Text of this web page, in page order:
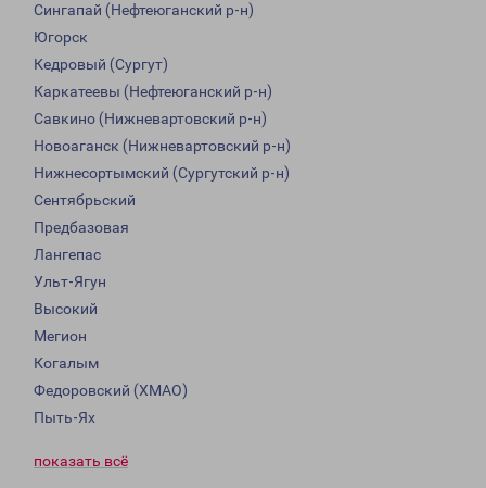
Сингапай (Нефтеюганский р-н)
Югорск
Кедровый (Сургут)
Каркатеевы (Нефтеюганский р-н)
Савкино (Нижневартовский р-н)
Новоаганск (Нижневартовский р-н)
Нижнесортымский (Сургутский р-н)
Сентябрьский
Предбазовая
Лангепас
Ульт-Ягун
Высокий
Мегион
Когалым
Федоровский (ХМАО)
Пыть-Ях
показать всё